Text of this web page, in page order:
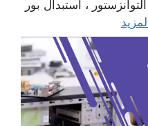
، استبدال بور